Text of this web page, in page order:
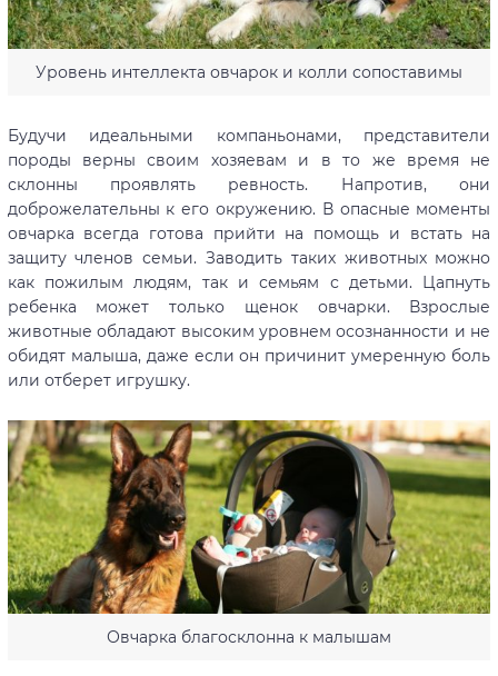
Уровень интеллекта овчарок и колли сопоставимы
Будучи идеальными компаньонами, представители
породы верны своим хозяевам и в то же время не
склонны проявлять ревность. Напротив, они
доброжелательны к его окружению. В опасные моменты
овчарка всегда готова прийти на помощь и встать на
защиту членов семьи. Заводить таких животных можно
как пожилым людям, так и семьям с детьми. Цапнуть
ребенка может только щенок овчарки. Взрослые
животные обладают высоким уровнем осознанности и не
обидят малыша, даже если он причинит умеренную боль
или отберет игрушку.
Овчарка благосклонна к малышам